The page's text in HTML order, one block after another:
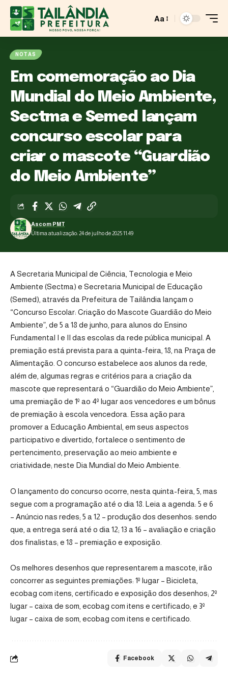
Aa
NOTAS
Em comemoração ao Dia
Mundial do Meio Ambiente,
Sectma e Semed lançam
concurso escolar para
criar o mascote “Guardião
do Meio Ambiente”
Última atualização: 24 de julho de 2025 11:49
Ascom PMT
A Secretaria Municipal de Ciência, Tecnologia e Meio
Ambiente (Sectma) e Secretaria Municipal de Educação
(Semed), através da Prefeitura de Tailândia lançam o
“Concurso Escolar: Criação do Mascote Guardião do Meio
Ambiente”, de 5 a 18 de junho, para alunos do Ensino
Fundamental I e II das escolas da rede pública municipal. A
premiação está prevista para a quinta-feira, 18, na Praça de
Alimentação. O concurso estabelece aos alunos da rede,
além de, algumas regras e critérios para a criação da
mascote que representará o “Guardião do Meio Ambiente”,
uma premiação de 1º ao 4º lugar aos vencedores e um bônus
de premiação à escola vencedora. Essa ação para
promover a Educação Ambiental, em seus aspectos
participativo e divertido, fortalece o sentimento de
pertencimento, preservação ao meio ambiente e
criatividade; neste Dia Mundial do Meio Ambiente.
O lançamento do concurso ocorre, nesta quinta-feira, 5, mas
segue com a programação até o dia 18. Leia a agenda: 5 e 6
– Anúncio nas redes; 5 a 12 – produção dos desenhos: sendo
que, a entrega será até o dia 12; 13 a 16 – avaliação e criação
dos finalistas; e 18 – premiação e exposição.
Os melhores desenhos que representarem a mascote, irão
concorrer as seguintes premiações: 1º lugar – Bicicleta,
ecobag com itens, certificado e exposição dos desenhos; 2º
lugar – caixa de som, ecobag com itens e certificado; e 3º
lugar – caixa de som, ecobag com itens e certificado.
Facebook